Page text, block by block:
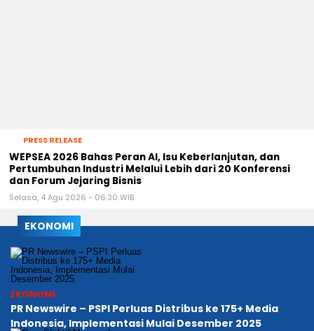
PRESS RELEASE
WEPSEA 2026 Bahas Peran AI, Isu Keberlanjutan, dan
Pertumbuhan Industri Melalui Lebih dari 20 Konferensi
dan Forum Jejaring Bisnis
Selasa, 4 Agu 2026 - 06:30 WIB
EKONOMI
EKONOMI
PR Newswire – PSPI Perluas Distribus ke 175+ Media
Indonesia, Implementasi Mulai Desember 2025